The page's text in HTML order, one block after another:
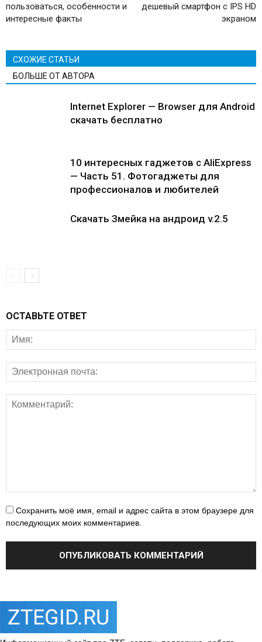
пользоваться, особенности и
интересные факты
дешевый смартфон с IPS HD
экраном
СХОЖИЕ СТАТЬИ
БОЛЬШЕ ОТ АВТОРА
Internet Explorer — Browser для Android
скачать бесплатно
10 интересных гаджетов с AliExpress
— Часть 51. Фотогаджеты для
профессионалов и любителей
Скачать Змейка на андроид v.2.5
ОСТАВЬТЕ ОТВЕТ
Сохранить моё имя, email и адрес сайта в этом браузере для
последующих моих комментариев.